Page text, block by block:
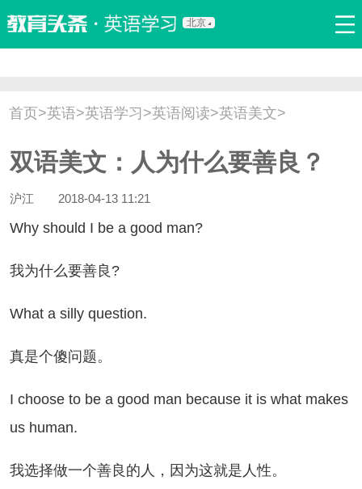
北京
双语新闻 口译翻译 职场英语 娱乐英语 少儿英语
流行语 新概念
首页>英语>英语学习 >英语阅读>英语美文>
双语美文：人为什么要善良？
沪江 2018-04-13 11:21
should I be a good man?
什么要善良?
a silly question.
个傻问题。
to be a good man because it is what makes
us human.
择做一个善良的人，因为这就是人性。